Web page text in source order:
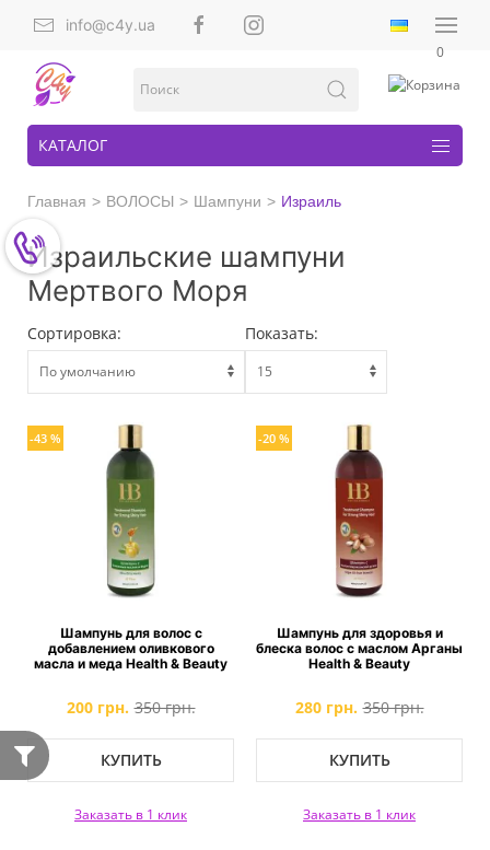
info@c4y.ua
0
КАТАЛОГ
Главная ВОЛОСЫ Шампуни Израиль
Израильские шампуни
Мертвого Моря
Сортировка: Показать:
-43 %
Шампунь для волос с
добавлением оливкового
масла и меда Health & Beauty
200 грн. 350 грн.
КУПИТЬ
Заказать в 1 клик
-20 %
Шампунь для здоровья и
блеска волос с маслом Арганы
Health & Beauty
280 грн. 350 грн.
КУПИТЬ
Заказать в 1 клик